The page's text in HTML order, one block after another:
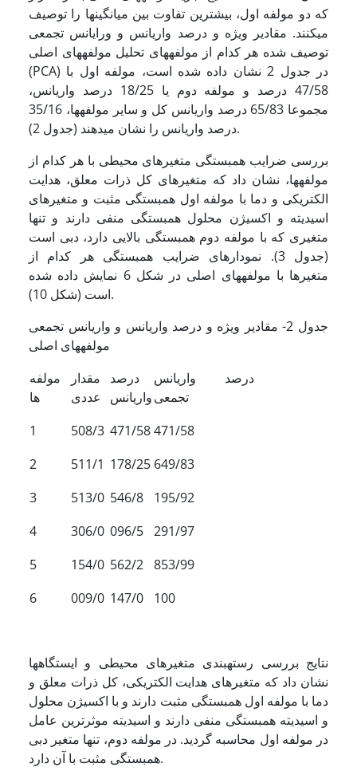
که دو مولفه اول، بیشترین تفاوت بین میانگین­ها را توصیف
می­کنند. مقادیر ویژه و درصد واریانس و ورایانس تجمعی
توصیف شده هر کدام از مولفه­های تحلیل مولفه­های اصلی
(PCA) در جدول 2 نشان داده شده است، مولفه اول با
47/58 درصد و مولفه دوم یا 18/25 درصد واریانس،
مجموعا 65/83 درصد واریانس کل و سایر مولفه­ها، 35/16
درصد واریانس را نشان می­دهند (جدول 2).
بررسی ضرایب همبستگی متغیرهای محیطی با هر کدام از
مولفه­ها، نشان داد که متغیرهای کل ذرات معلق، هدایت
الکتریکی و دما با مولفه اول همبستگی مثبت و متغیرهای
اسیدیته و اکسیژن محلول همبستگی منفی دارند و تنها
متغیری که با مولفه دوم همبستگی بالایی دارد، دبی است
(جدول 3). نمودارهای ضرایب همبستگی هر کدام از
متغیرها با مولفه­های اصلی در شکل 6 نمایش داده شده
است (شکل 10).
جدول 2- مقادیر ویژه و درصد واریانس و واریانس تجمعی
مولفه­های اصلی
مولفه
ها
مقدار
عددی
درصد
واریانس
درصد واریانس
تجمعی
1
508/3 471/58471/58
2
511/1 178/25 649/83
3
513/0 546/8
195/92
4
306/0 096/5 291/97
5
154/0 562/2 853/99
6
009/0 147/0 100
نتایج بررسی رسته­بندی متغیرهای محیطی و ایستگاه­ها
نشان داد که متغیرهای هدایت الکتریکی، کل ذرات معلق و
دما با مولفه اول همبستگی مثبت دارند و با اکسیژن محلول
و اسیدیته همبستگی منفی دارند و اسیدیته موثرترین عامل
در مولفه اول محاسبه گردید. در مولفه دوم، تنها متغیر دبی
همبستگی مثبت با آن دارد.